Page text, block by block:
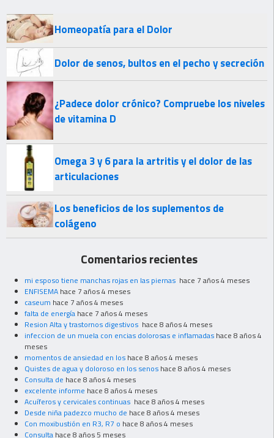
Homeopatía para el Dolor
Dolor de senos, bultos en el pecho y secreción
¿Padece dolor crónico? Compruebe los niveles
de vitamina D
Omega 3 y 6 para la artritis y el dolor de las
articulaciones
Los beneficios de los suplementos de
colágeno
Comentarios recientes
mi esposo tiene manchas rojas en las piernas hace 7 años 4 meses
ENFISEMA hace 7 años 4 meses
caseum hace 7 años 4 meses
falta de energía hace 7 años 4 meses
Resion Alta y trastornos digestivos hace 8 años 4 meses
infeccion de un muela con encias dolorosas e inflamadas hace 8 años 4
meses
momentos de ansiedad en los hace 8 años 4 meses
Quistes de agua y doloroso en los senos hace 8 años 4 meses
Consulta de hace 8 años 4 meses
excelente informe hace 8 años 4 meses
Acuíferos y cervicales continuas hace 8 años 4 meses
Desde niña padezco mucho de hace 8 años 4 meses
Con moxibustión en R3, R7 o hace 8 años 4 meses
Consulta hace 8 años 5 meses